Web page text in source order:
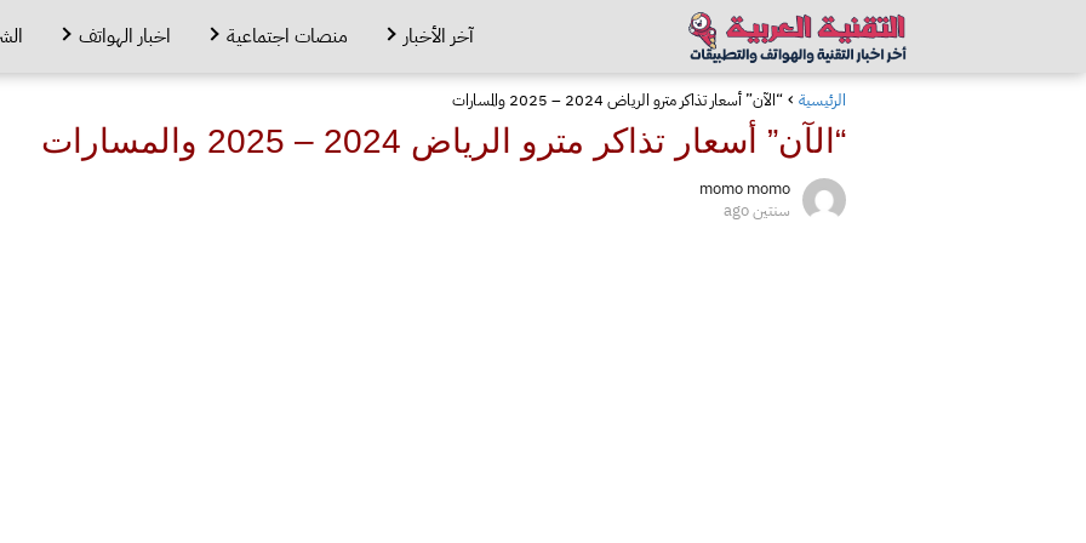
آخر الأخبار منصات اجتماعية اخبار الهواتف
الرئيسية “الآن” أسعار تذاكر مترو الرياض 2024 – 2025 والمسارات
“الآن” أسعار تذاكر مترو الرياض 2024 – 2025 والمسارات
momo momo
سنتين ago